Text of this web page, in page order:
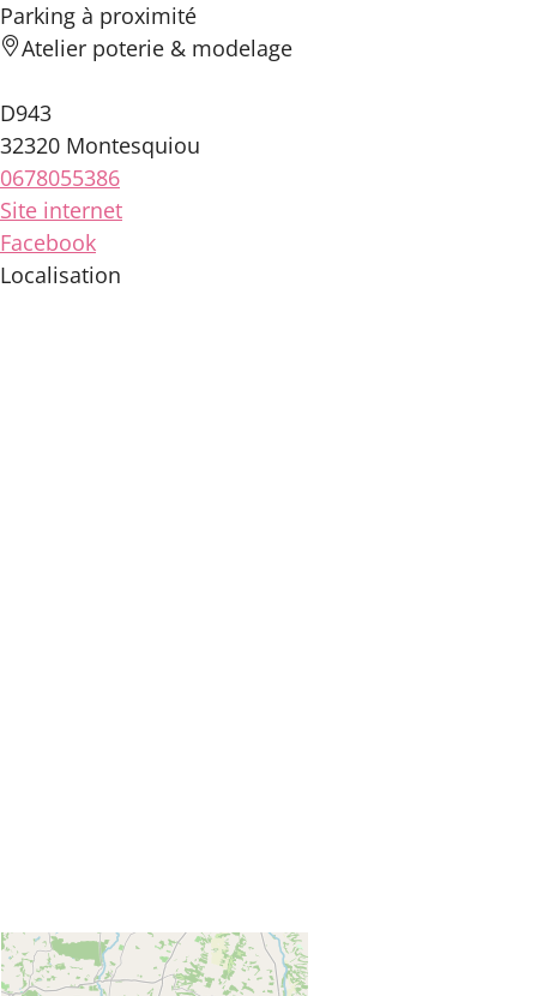
Parking à proximité
Atelier poterie & modelage
D943
32320 Montesquiou
0678055386
Site internet
Facebook
Localisation